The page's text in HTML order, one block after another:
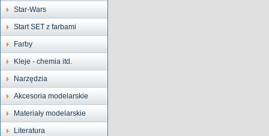
Star-Wars
Start SET z farbami
Farby
Kleje - chemia itd.
Narzędzia
Akcesoria modelarskie
Materiały modelarskie
Literatura